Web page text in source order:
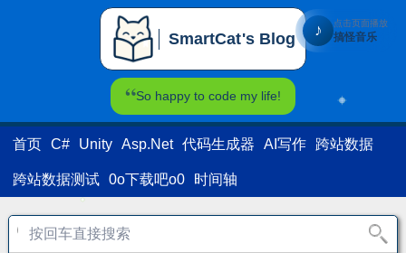
SmartCat's Blog
SmartCat's Blog
So happy to code my life!
首页 C# Unity Asp.Net 代码生成器 AI写作 跨站数据
跨站数据测试 0o下载吧o0 时间轴
♪ 点击页面播放
搞怪音乐